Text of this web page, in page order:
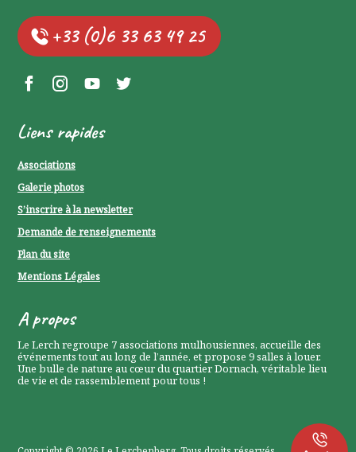
+33 (0)6 33 63 49 25
Facebook Lerchenberg
Instagram Lerchenberg
YouTube Lerchenberg
Twitter Lerchenberg
Liens rapides
Associations
Galerie photos
S’inscrire à la newsletter
Demande de renseignements
Plan du site
Mentions Légales
A propos
Le Lerch regroupe 7 associations mulhousiennes, accueille des
événements tout au long de l’année, et propose 9 salles à louer.
Une bulle de nature au cœur du quartier Dornach, véritable lieu
de vie et de rassemblement pour tous !